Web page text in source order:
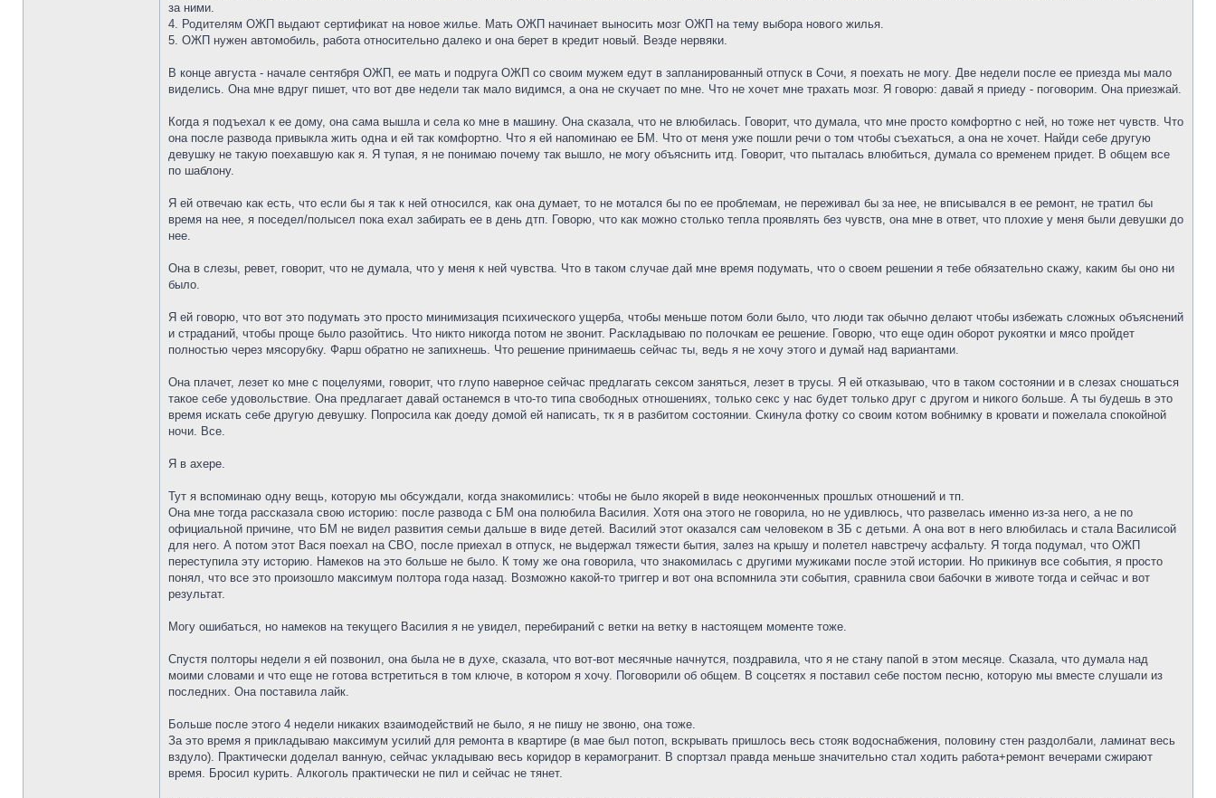
за ними.
4. Родителям ОЖП выдают сертификат на новое жилье. Мать ОЖП начинает выносить мозг ОЖП на тему выбора нового жилья.
5. ОЖП нужен автомобиль, работа относительно далеко и она берет в кредит новый. Везде нервяки.
В конце августа - начале сентября ОЖП, ее мать и подруга ОЖП со своим мужем едут в запланированный отпуск в Сочи, я поехать не могу. Две недели после ее приезда мы мало
виделись. Она мне вдруг пишет, что вот две недели так мало видимся, а она не скучает по мне. Что не хочет мне трахать мозг. Я говорю: давай я приеду - поговорим. Она приезжай.
Когда я подъехал к ее дому, она сама вышла и села ко мне в машину. Она сказала, что не влюбилась. Говорит, что думала, что мне просто комфортно с ней, но тоже нет чувств. Что
она после развода привыкла жить одна и ей так комфортно. Что я ей напоминаю ее БМ. Что от меня уже пошли речи о том чтобы съехаться, а она не хочет. Найди себе другую
девушку не такую поехавшую как я. Я тупая, я не понимаю почему так вышло, не могу объяснить итд. Говорит, что пыталась влюбиться, думала со временем придет. В общем все
по шаблону.
Я ей отвечаю как есть, что если бы я так к ней относился, как она думает, то не мотался бы по ее проблемам, не переживал бы за нее, не вписывался в ее ремонт, не тратил бы
время на нее, я поседел/полысел пока ехал забирать ее в день дтп. Говорю, что как можно столько тепла проявлять без чувств, она мне в ответ, что плохие у меня были девушки до
нее.
Она в слезы, ревет, говорит, что не думала, что у меня к ней чувства. Что в таком случае дай мне время подумать, что о своем решении я тебе обязательно скажу, каким бы оно ни
было.
Я ей говорю, что вот это подумать это просто минимизация психического ущерба, чтобы меньше потом боли было, что люди так обычно делают чтобы избежать сложных объяснений
и страданий, чтобы проще было разойтись. Что никто никогда потом не звонит. Раскладываю по полочкам ее решение. Говорю, что еще один оборот рукоятки и мясо пройдет
полностью через мясорубку. Фарш обратно не запихнешь. Что решение принимаешь сейчас ты, ведь я не хочу этого и думай над вариантами.
Она плачет, лезет ко мне с поцелуями, говорит, что глупо наверное сейчас предлагать сексом заняться, лезет в трусы. Я ей отказываю, что в таком состоянии и в слезах сношаться
такое себе удовольствие. Она предлагает давай останемся в что-то типа свободных отношениях, только секс у нас будет только друг с другом и никого больше. А ты будешь в это
время искать себе другую девушку. Попросила как доеду домой ей написать, тк я в разбитом состоянии. Скинула фотку со своим котом вобнимку в кровати и пожелала спокойной
ночи. Все.
Я в ахере.
Тут я вспоминаю одну вещь, которую мы обсуждали, когда знакомились: чтобы не было якорей в виде неоконченных прошлых отношений и тп.
Она мне тогда рассказала свою историю: после развода с БМ она полюбила Василия. Хотя она этого не говорила, но не удивлюсь, что развелась именно из-за него, а не по
официальной причине, что БМ не видел развития семьи дальше в виде детей. Василий этот оказался сам человеком в ЗБ с детьми. А она вот в него влюбилась и стала Василисой
для него. А потом этот Вася поехал на СВО, после приехал в отпуск, не выдержал тяжести бытия, залез на крышу и полетел навстречу асфальту. Я тогда подумал, что ОЖП
переступила эту историю. Намеков на это больше не было. К тому же она говорила, что знакомилась с другими мужиками после этой истории. Но прикинув все события, я просто
понял, что все это произошло максимум полтора года назад. Возможно какой-то триггер и вот она вспомнила эти события, сравнила свои бабочки в животе тогда и сейчас и вот
результат.
Могу ошибаться, но намеков на текущего Василия я не увидел, перебираний с ветки на ветку в настоящем моменте тоже.
Спустя полторы недели я ей позвонил, она была не в духе, сказала, что вот-вот месячные начнутся, поздравила, что я не стану папой в этом месяце. Сказала, что думала над
моими словами и что еще не готова встретиться в том ключе, в котором я хочу. Поговорили об общем. В соцсетях я поставил себе постом песню, которую мы вместе слушали из
последних. Она поставила лайк.
Больше после этого 4 недели никаких взаимодействий не было, я не пишу не звоню, она тоже.
За это время я прикладываю максимум усилий для ремонта в квартире (в мае был потоп, вскрывать пришлось весь стояк водоснабжения, половину стен раздолбали, ламинат весь
вздуло). Практически доделал ванную, сейчас укладываю весь коридор в керамогранит. В спортзал правда меньше значительно стал ходить работа+ремонт вечерами сжирают
время. Бросил курить. Алкоголь практически не пил и сейчас не тянет.